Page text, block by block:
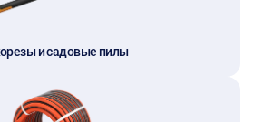
и садовые пилы